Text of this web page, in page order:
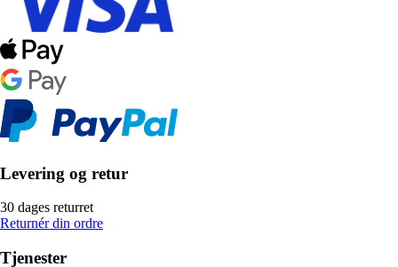
Levering og retur
30 dages returret
Returnér din ordre
Tjenester